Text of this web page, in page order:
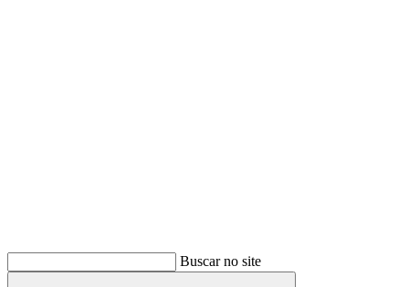
Buscar no site